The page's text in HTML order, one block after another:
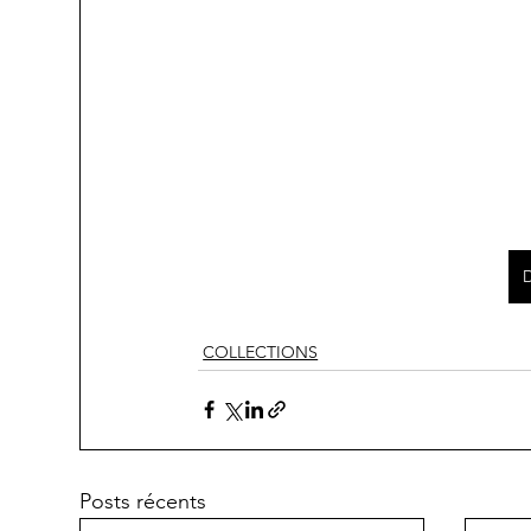
COLLECTIONS
Posts récents